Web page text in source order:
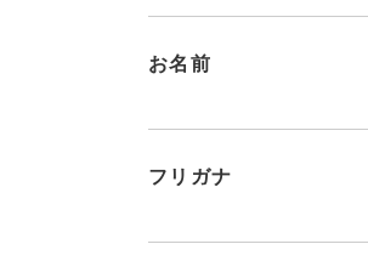
お名前
フリガナ